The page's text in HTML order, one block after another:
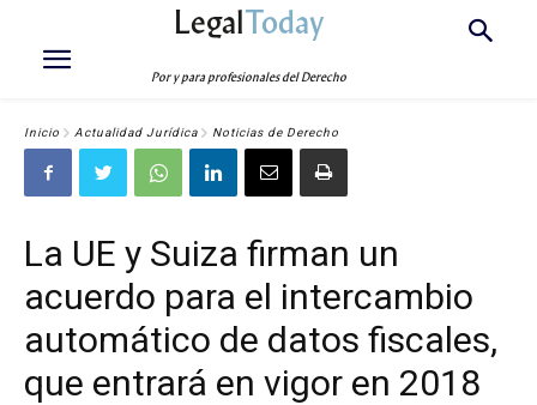
LegalToday
Por y para profesionales del Derecho
Inicio Actualidad Jurídica Noticias de Derecho
La UE y Suiza firman un
acuerdo para el intercambio
automático de datos fiscales,
que entrará en vigor en 2018